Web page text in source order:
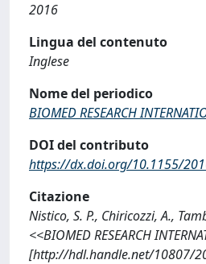
2016
Lingua del contenuto
Inglese
Nome del periodico
BIOMED RESEARCH
DOI del contributo
https://dx.doi.org/10.1155/
Citazione
Nistico, S. P., Chiricozzi, A.,
<<BIOMED RESEARCH
[http://hdl.handle.net/10807/